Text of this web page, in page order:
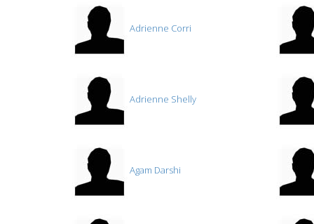
Adrienne Corri
Adrienne Shelly
Agam Darshi